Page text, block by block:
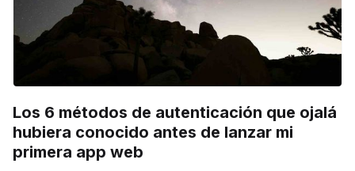
Los 6 métodos de autenticación que ojalá
hubiera conocido antes de lanzar mi
primera app web